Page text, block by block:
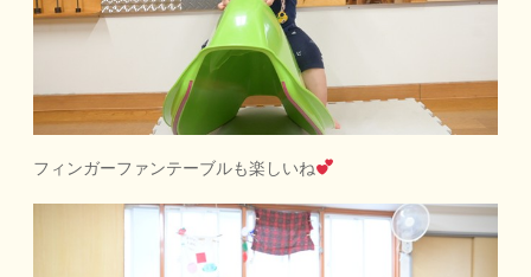
フィンガーファンテーブルも楽しいね